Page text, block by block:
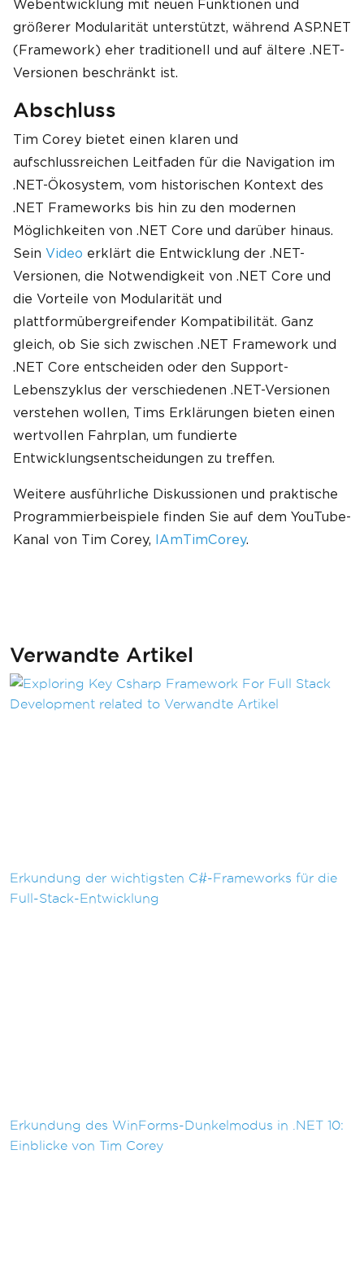
Webentwicklung mit neuen Funktionen und
größerer Modularität unterstützt, während ASP.NET
(Framework) eher traditionell und auf ältere .NET-
Versionen beschränkt ist.
Abschluss
Tim Corey bietet einen klaren und
aufschlussreichen Leitfaden für die Navigation im
.NET-Ökosystem, vom historischen Kontext des
.NET Frameworks bis hin zu den modernen
Möglichkeiten von .NET Core und darüber hinaus.
Sein Video erklärt die Entwicklung der .NET-
Versionen, die Notwendigkeit von .NET Core und
die Vorteile von Modularität und
plattformübergreifender Kompatibilität. Ganz
gleich, ob Sie sich zwischen .NET Framework und
.NET Core entscheiden oder den Support-
Lebenszyklus der verschiedenen .NET-Versionen
verstehen wollen, Tims Erklärungen bieten einen
wertvollen Fahrplan, um fundierte
Entwicklungsentscheidungen zu treffen.
Weitere ausführliche Diskussionen und praktische
Programmierbeispiele finden Sie auf dem YouTube-
Kanal von Tim Corey, IAmTimCorey.
Verwandte Artikel
Erkundung der wichtigsten C#-Frameworks für die
Full-Stack-Entwicklung
Erkundung des WinForms-Dunkelmodus in .NET 10:
Einblicke von Tim Corey